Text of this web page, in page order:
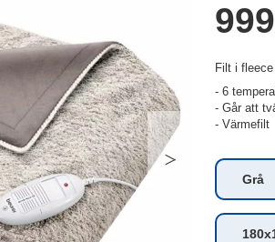
Filt i
- 6
- Går att
- Värmefilt
Grå